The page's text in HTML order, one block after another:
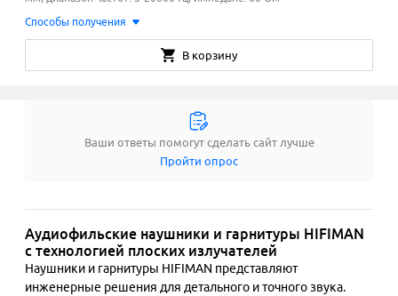
Способы получения
В корзину
Ваши ответы помогут сделать сайт лучше
Пройти опрос
Аудиофильские наушники и гарнитуры HIFIMAN
с технологией плоских излучателей
Наушники и гарнитуры HIFIMAN представляют
инженерные решения для детального и точного звука.